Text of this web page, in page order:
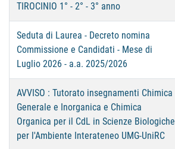
TIROCINIO 1° - 2° - 3° anno
Seduta di Laurea - Decreto nomina
Commissione e Candidati - Mese di
Luglio 2026 - a.a. 2025/2026
AVVISO : Tutorato insegnamenti Chimica
Generale e Inorganica e Chimica
Organica per il CdL in Scienze Biologiche
per l'Ambiente Interateneo UMG-UniRC